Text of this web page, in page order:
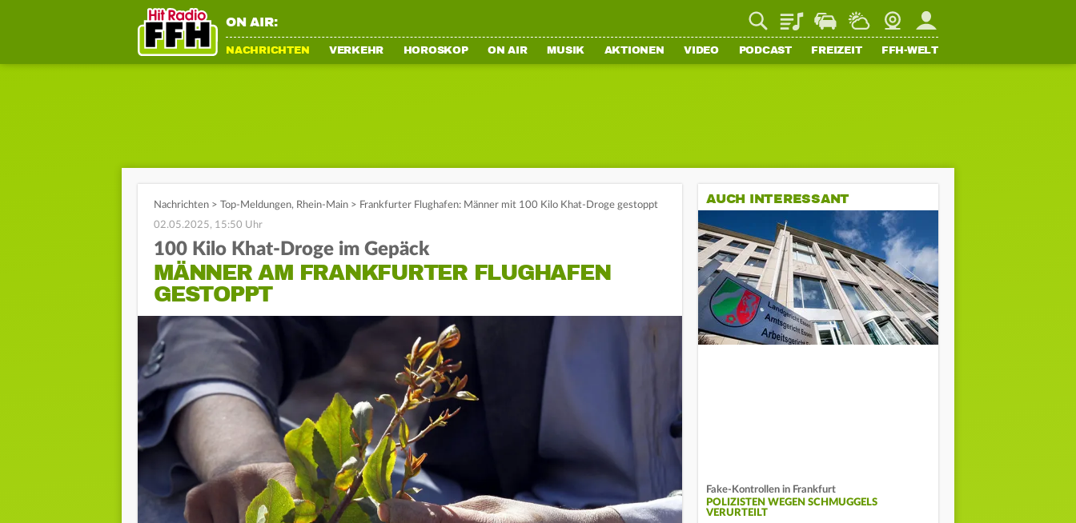
ON AIR: PlaylistStaupilotWetterWebcamMein FFH
NACHRICHTEN VERKEHR HOROSKOP ON AIR MUSIK AKTIONEN VIDEO PODCAST FREIZEIT FFH-WELT
Nachrichten > Top-Meldungen, Rhein-Main > Frankfurter Flughafen: Männer mit 100 Kilo Khat-Droge gestoppt
02.05.2025, 15:50 Uhr
100 Kilo Khat-Droge im Gepäck
MÄNNER AM FRANKFURTER FLUGHAFEN
GESTOPPT
AUCH INTERESSANT
Fake-Kontrollen in Frankfurt
POLIZISTEN WEGEN SCHMUGGELS
VERURTEILT